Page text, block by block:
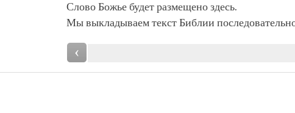
Слово Божье будет размещено здесь.
Мы выкладываем текст Библии
‹